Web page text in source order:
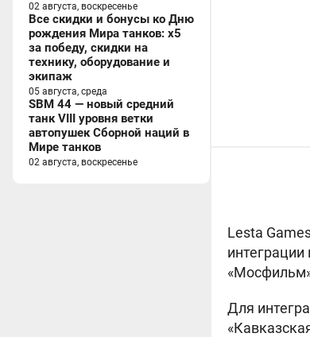
02 августа, воскресенье
Все скидки и бонусы ко Дню
рождения Мира танков: x5
за победу, скидки на
технику, оборудование и
экипаж
05 августа, среда
SBM 44 — новый средний
танк VIII уровня ветки
автопушек Сборной наций в
Мире танков
02 августа, воскресенье
Lesta
Для